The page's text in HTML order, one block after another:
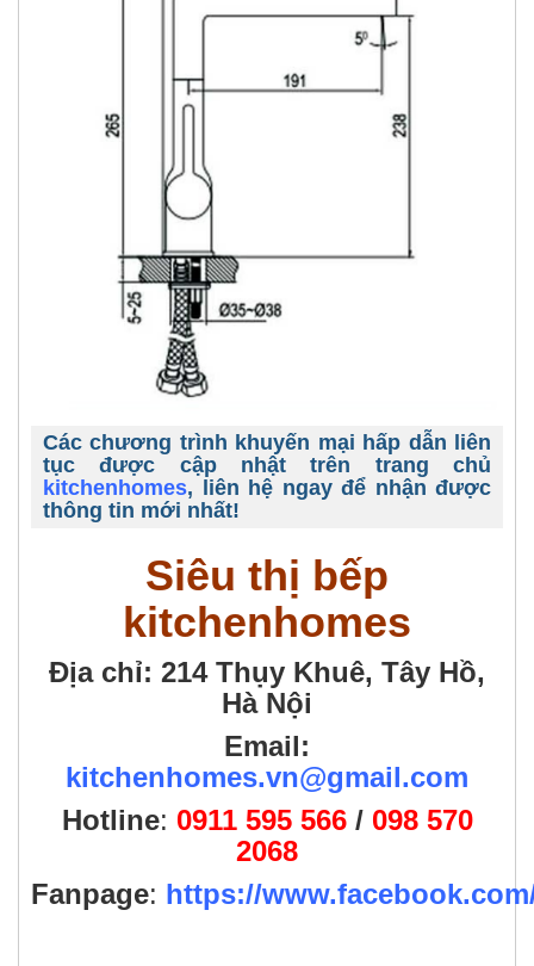
Các chương trình khuyến mại hấp dẫn liên
tục được cập nhật trên trang chủ
kitchenhomes, liên hệ ngay để nhận được
thông tin mới nhất!
Siêu thị bếp
kitchenhomes
Địa chỉ: 214 Thụy Khuê, Tây Hồ,
Hà Nội
Email:
kitchenhomes.vn@gmail.com
Hotline: 0911 595 566/ 098 570
2068
Fanpage: https://